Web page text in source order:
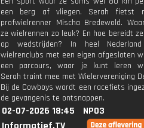
een berg af vliegen. Serah fietst
profwielrenner Mischa Bredewold.
ze wielrennen zo leuk? En hoe bereidt
op wedstrijden? In heel
wielrenclubs met een eigen afgesloten
een parcours, waar je kunt leren
Serah traint mee met Wielervereniging
Bij de Cowboys wordt een racefiets
de gevangenis te ontsnappen.
02-07-2026 18:45
NPO3